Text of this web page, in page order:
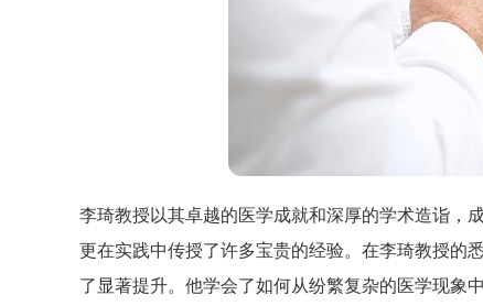
李琦教授以其卓越的医学成就和深厚的学术造诣，
更在实践中传授了许多宝贵的经验。在李琦教授的
了显著提升。他学会了如何从纷繁复杂的医学现象